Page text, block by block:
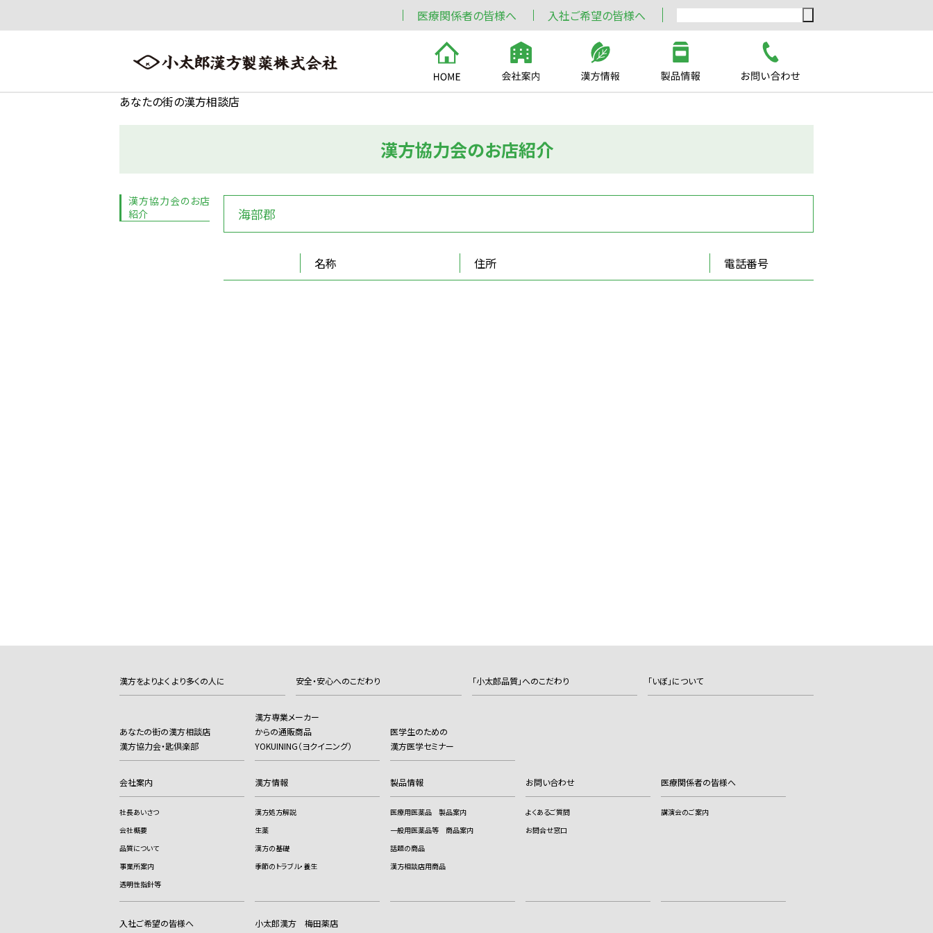
医療関係者の皆様へ 入社ご希望の皆様へ
あなたの街の漢方相談店
漢方協力会のお店紹介
漢方協力会のお店
紹介
海部郡
名称 住所 電話番号
漢方をよりよく より多くの人に 安全・安心へのこだわり 「小太郎品質」へのこだわり 「いぼ」について
あなたの街の漢方相談店
漢方協力会・匙倶楽部
漢方専業メーカー
からの通販商品
YOKUINING（ヨクイニング）
医学生のための
漢方医学セミナー
会社案内
社長あいさつ
会社概要
品質について
事業所案内
透明性指針等
漢方情報
漢方処方解説
生薬
漢方の基礎
季節のトラブル・養生
製品情報
医療用医薬品 製品案内
一般用医薬品等 商品案内
話題の商品
漢方相談店用商品
お問い合わせ
よくあるご質問
お問合せ窓口
医療関係者の皆様へ
講演会のご案内
入社ご希望の皆様へ 小太郎漢方 梅田薬店